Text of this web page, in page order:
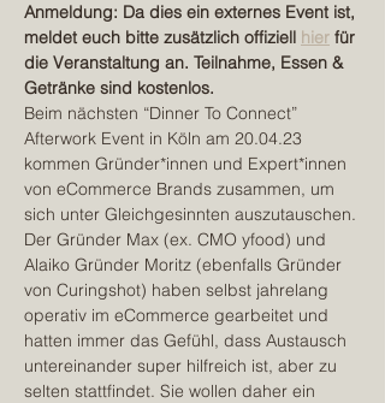
Anmeldung: Da dies ein externes Event ist,
meldet euch bitte zusätzlich offiziell hier für
die Veranstaltung an. Teilnahme, Essen &
Getränke sind kostenlos.
Beim nächsten “Dinner To Connect”
Afterwork Event in Köln am 20.04.23
kommen Gründer*innen und Expert*innen
von eCommerce Brands zusammen, um
sich unter Gleichgesinnten auszutauschen.
Der Gründer Max (ex. CMO yfood) und
Alaiko Gründer Moritz (ebenfalls Gründer
von Curingshot) haben selbst jahrelang
operativ im eCommerce gearbeitet und
hatten immer das Gefühl, dass Austausch
untereinander super hilfreich ist, aber zu
selten stattfindet. Sie wollen daher ein